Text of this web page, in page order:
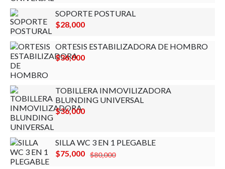
era:
es:
SOPORTE POSTURAL
$28,000
ORTESIS ESTABILIZADORA DE HOMBRO
$36,000
TOBILLERA INMOVILIZADORA
BLUNDING UNIVERSAL
$36,000
SILLA WC 3 EN 1 PLEGABLE
$80,000El
$75,000
El